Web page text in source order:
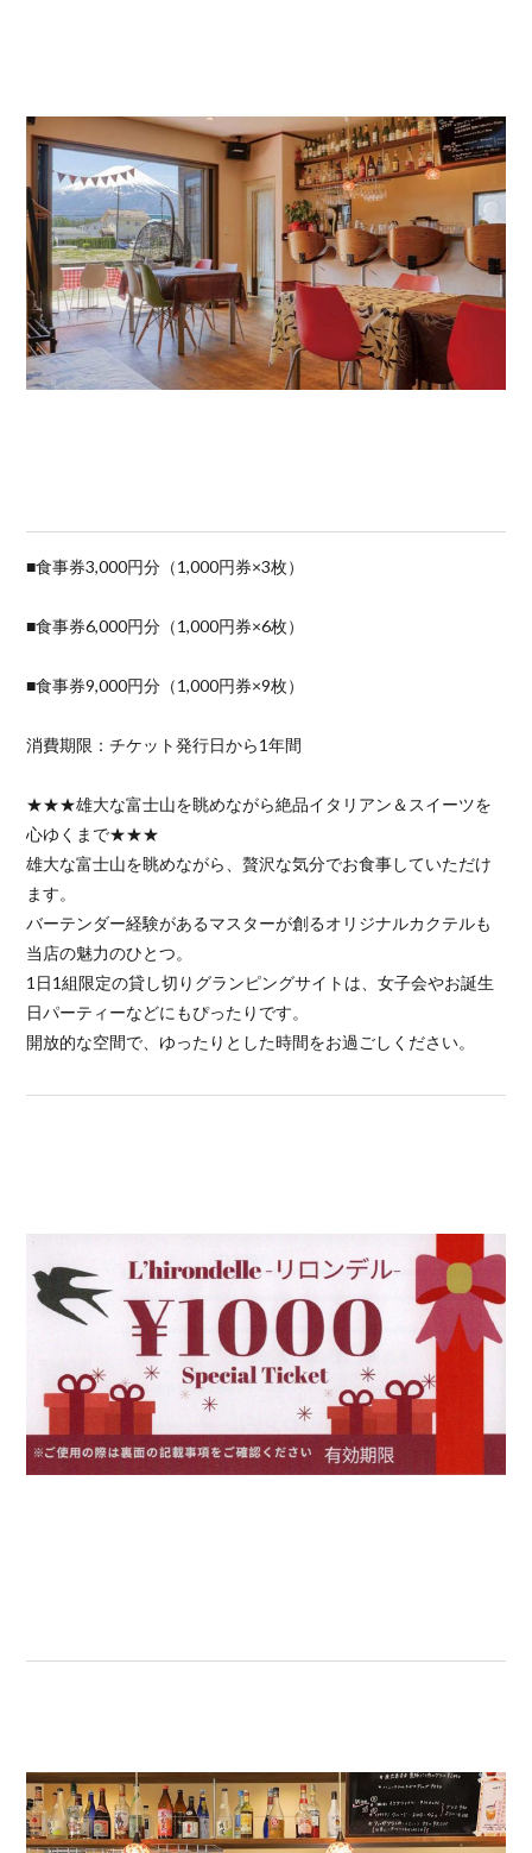
■食事券3,000円分（1,000円券×3枚）
■食事券6,000円分（1,000円券×6枚）
■食事券9,000円分（1,000円券×9枚）
消費期限：チケット発行日から1年間
★★★雄大な富士山を眺めながら絶品イタリアン＆スイーツを
心ゆくまで★★★
雄大な富士山を眺めながら、贅沢な気分でお食事していただけ
ます。
バーテンダー経験があるマスターが創るオリジナルカクテルも
当店の魅力のひとつ。
1日1組限定の貸し切りグランピングサイトは、女子会やお誕生
日パーティーなどにもぴったりです。
開放的な空間で、ゆったりとした時間をお過ごしください。